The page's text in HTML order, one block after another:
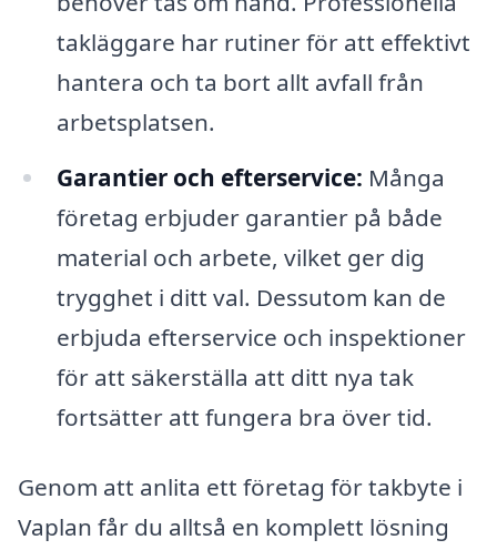
takläggare har rutiner för att effektivt
hantera och ta bort allt avfall från
arbetsplatsen.
Garantier och efterservice: Många
företag erbjuder garantier på både
material och arbete, vilket ger dig
trygghet i ditt val. Dessutom kan de
erbjuda efterservice och inspektioner
för att säkerställa att ditt nya tak
fortsätter att fungera bra över tid.
Genom att anlita ett företag för takbyte i
Vaplan får du alltså en komplett lösning